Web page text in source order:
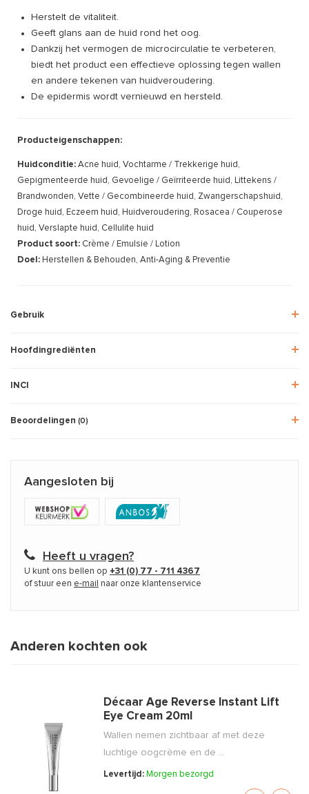
Herstelt de vitaliteit.
Geeft glans aan de huid rond het oog.
Dankzij het vermogen de microcirculatie te verbeteren,
biedt het product een effectieve oplossing tegen wallen
en andere tekenen van huidveroudering.
De epidermis wordt vernieuwd en hersteld.
Producteigenschappen:
Huidconditie: Acne huid, Vochtarme / Trekkerige huid,
Gepigmenteerde huid, Gevoelige / Geïrriteerde huid, Littekens /
Brandwonden, Vette / Gecombineerde huid, Zwangerschapshuid,
Droge huid, Eczeem huid, Huidveroudering, Rosacea / Couperose
huid, Verslapte huid, Cellulite huid
Product soort: Crème / Emulsie / Lotion
Doel: Herstellen & Behouden, Anti-Aging & Preventie
Gebruik
Hoofdingrediënten
INCI
Beoordelingen (0)
Aangesloten bij
Heeft u vragen?
U kunt ons bellen op +31 (0) 77 - 711 4367
of stuur een e-mail naar onze klantenservice
Anderen kochten ook
Décaar Age Reverse Instant Lift
Eye Cream 20ml
Wallen nemen zichtbaar af met deze
luchtige oogcrème en de ...
Levertijd: Morgen bezorgd